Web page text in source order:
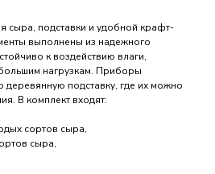
сыра, подставки и удобной крафт-
выполнены из надежного
к воздействию влаги,
нагрузкам. Приборы
деревянную подставку, где их можно
В комплект входят:
сортов сыра,
сыра,